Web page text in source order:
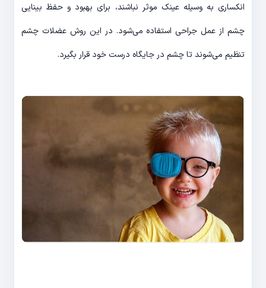
انکساری به وسیله عینک موثر نباشند، برای بهبود و حفظ بینایی
چشم از عمل جراحی استفاده می‌شود. در این روش عضلات چشم
تنظیم می‌شوند تا چشم در جایگاه درست خود قرار بگیرد.